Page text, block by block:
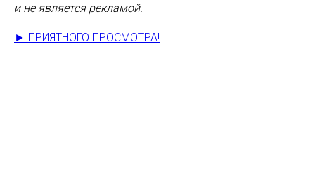
и не является рекламой.
► ПРИЯТНОГО ПРОСМОТРА!